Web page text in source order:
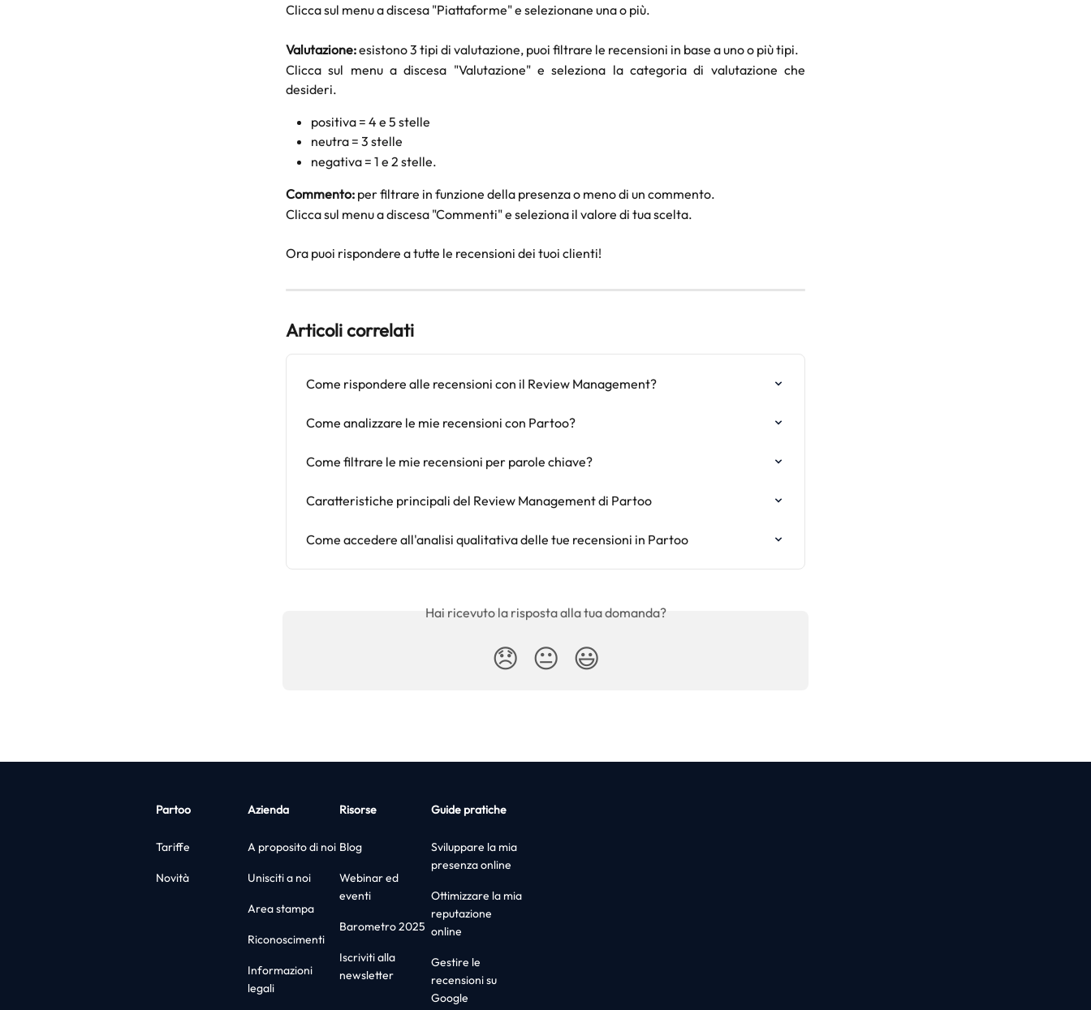
Clicca sul menu a discesa "Piattaforme" e selezionane una o più.
Valutazione:esistono 3 tipi di valutazione, puoi filtrare le recensioni in base a uno o più tipi.
Clicca sul menu a discesa "Valutazione" e seleziona la categoria di valutazione che
desideri.
positiva = 4 e 5 stelle
neutra = 3 stelle
negativa = 1 e 2 stelle.
Commento: per filtrare in funzione della presenza o meno di un commento.
Clicca sul menu a discesa "Commenti" e seleziona il valore di tua scelta.
Ora puoi rispondere a tutte le recensioni dei tuoi clienti!
Articoli correlati
Come rispondere alle recensioni con il Review Management?
Come analizzare le mie recensioni con Partoo?
Come filtrare le mie recensioni per parole chiave?
Caratteristiche principali del Review Management di Partoo
Come accedere all'analisi qualitativa delle tue recensioni in Partoo
Hai ricevuto la risposta alla tua domanda?
😞 😐 😃
Partoo
Tariffe
Novità
Azienda
A proposito di noi
Unisciti a noi
Area stampa
Riconoscimenti
Informazioni
legali
Risorse
Blog
Webinar ed
eventi
Barometro 2025
Iscriviti alla
newsletter
Guide pratiche
Sviluppare la mia
presenza online
Ottimizzare la mia
reputazione
online
Gestire le
recensioni su
Google